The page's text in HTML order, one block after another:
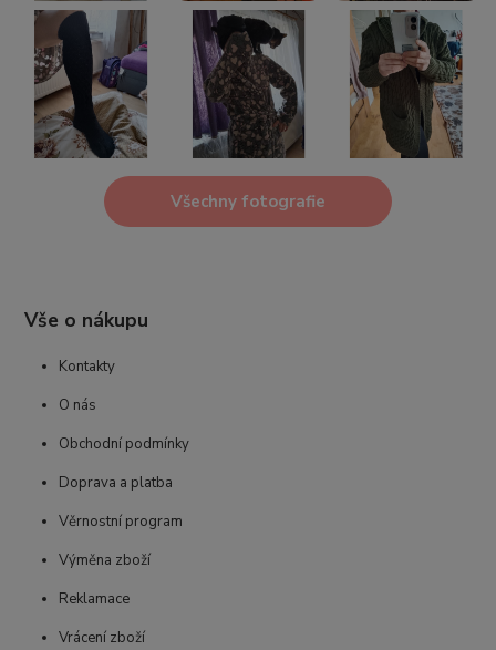
Všechny fotografie
Vše o nákupu
Kontakty
O nás
Obchodní podmínky
Doprava a platba
Věrnostní program
Výměna zboží
Reklamace
Vrácení zboží